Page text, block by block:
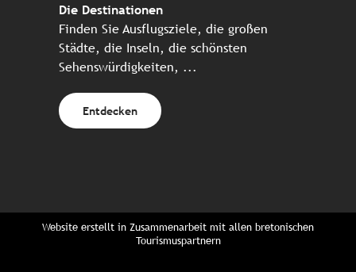
Die Destinationen
Finden Sie Ausflugsziele, die großen
Städte, die Inseln, die schönsten
Sehenswürdigkeiten, ...
Entdecken
Website erstellt in Zusammenarbeit mit allen bretonischen
Tourismuspartnern